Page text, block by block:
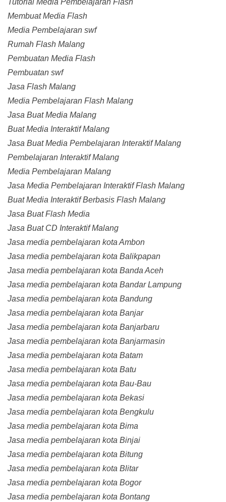
Tutorial Media Pembelajaran Flash
Membuat Media Flash
Media Pembelajaran swf
Rumah Flash Malang
Pembuatan Media Flash
Pembuatan swf
Jasa Flash Malang
Media Pembelajaran Flash Malang
Jasa Buat Media Malang
Buat Media Interaktif Malang
Jasa Buat Media Pembelajaran Interaktif Malang
Pembelajaran Interaktif Malang
Media Pembelajaran Malang
Jasa Media Pembelajaran Interaktif Flash Malang
Buat Media Interaktif Berbasis Flash Malang
Jasa Buat Flash Media
Jasa Buat CD Interaktif Malang
Jasa media pembelajaran kota Ambon
Jasa media pembelajaran kota Balikpapan
Jasa media pembelajaran kota Banda Aceh
Jasa media pembelajaran kota Bandar Lampung
Jasa media pembelajaran kota Bandung
Jasa media pembelajaran kota Banjar
Jasa media pembelajaran kota Banjarbaru
Jasa media pembelajaran kota Banjarmasin
Jasa media pembelajaran kota Batam
Jasa media pembelajaran kota Batu
Jasa media pembelajaran kota Bau-Bau
Jasa media pembelajaran kota Bekasi
Jasa media pembelajaran kota Bengkulu
Jasa media pembelajaran kota Bima
Jasa media pembelajaran kota Binjai
Jasa media pembelajaran kota Bitung
Jasa media pembelajaran kota Blitar
Jasa media pembelajaran kota Bogor
Jasa media pembelajaran kota Bontang